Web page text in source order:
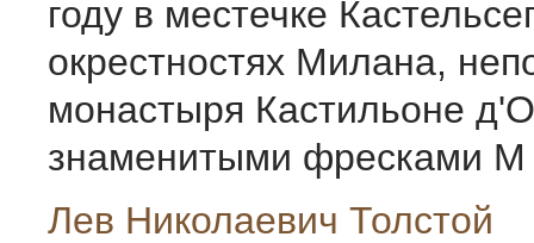
году в местечке
окрестностях Милана,
монастыря Кастильоне
знаменитыми фресками М
Лев Николаевич Толстой